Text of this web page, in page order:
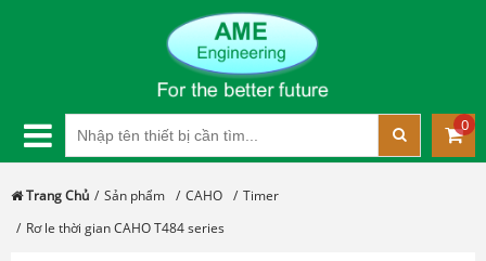
0
Trang Chủ Sản phẩm CAHO
Timer
Rơ le thời gian CAHO T484 series